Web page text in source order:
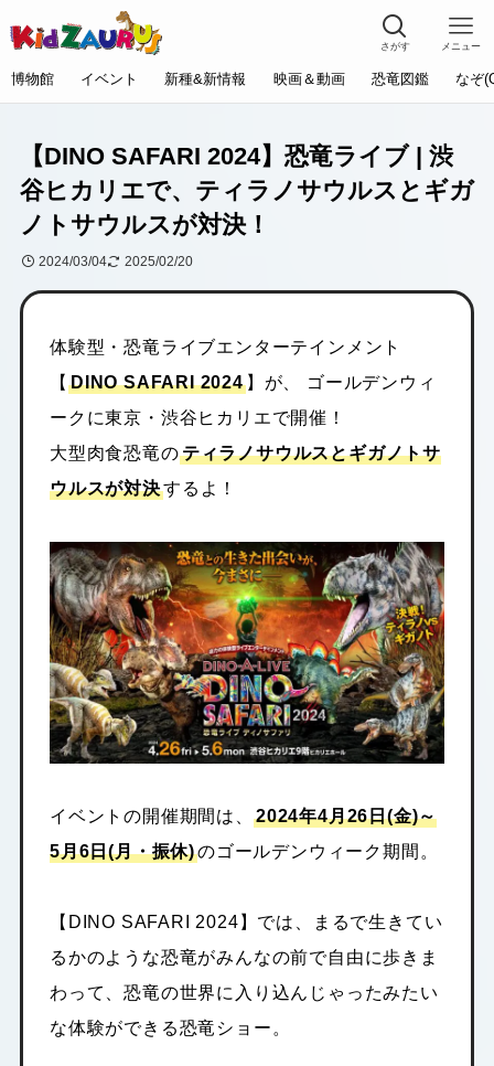
さがす メニュー
博物館 イベント 新種&新情報 映画＆動画 恐竜図鑑 なぞ
【DINO SAFARI 2024】恐竜ライブ | 渋
谷ヒカリエで、ティラノサウルスとギガ
ノトサウルスが対決！
2024/03/04 2025/02/20
体験型・恐竜ライブエンターテインメント
【 DINO SAFARI 2024】が、 ゴールデンウィ
ークに東京・渋谷ヒカリエで開催！
大型肉食恐竜のティラノサウルスとギガノトサ
ウルスが対決するよ！
イベントの開催期間は、
2024年4月26日(金)～
5月6日(月・振休)のゴールデンウィーク期間。
【DINO SAFARI 2024】では、まるで生きてい
るかのような恐竜がみんなの前で自由に歩きま
わって、恐竜の世界に入り込んじゃったみたい
な体験ができる恐竜ショー。